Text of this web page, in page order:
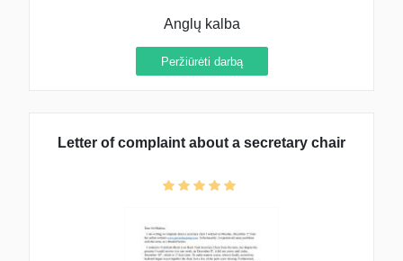
Anglų kalba
Peržiūrėti darbą
Letter of complaint about a secretary chair